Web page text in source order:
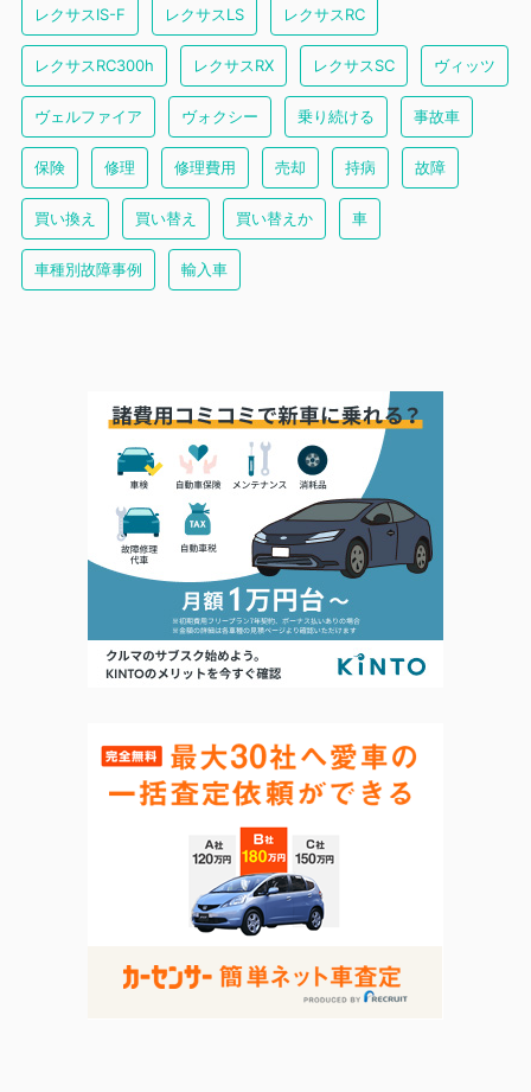
レクサスIS-F レクサスLS レクサスRC
レクサスRC300h レクサスRX レクサスSC ヴィッツ
ヴェルファイア ヴォクシー 乗り続ける 事故車
保険 修理 修理費用 売却 持病 故障
買い換え 買い替え 買い替えか 車
車種別故障事例 輸入車